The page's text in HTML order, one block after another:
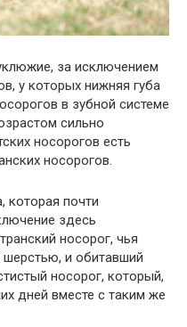
за исключением
у которых нижняя губа
в зубной системе
сильно
носорогов есть
носорогов.
которая почти
здесь
носорог, чья
и обитавший
носорог, который,
дней вместе с таким же